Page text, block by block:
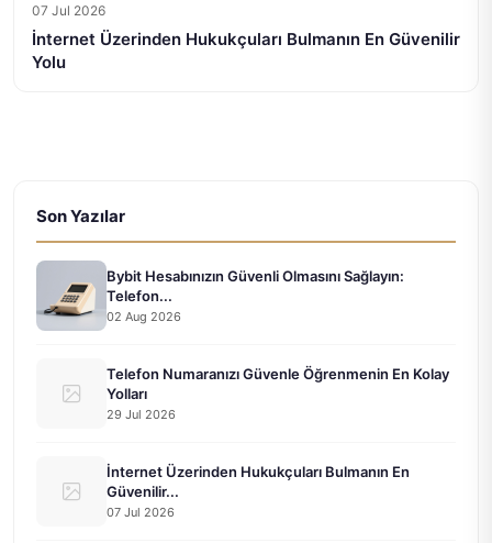
07 Jul 2026
İnternet Üzerinden Hukukçuları Bulmanın En Güvenilir
Yolu
Son Yazılar
Bybit Hesabınızın Güvenli Olmasını Sağlayın:
Telefon...
02 Aug 2026
Telefon Numaranızı Güvenle Öğrenmenin En Kolay
Yolları
29 Jul 2026
İnternet Üzerinden Hukukçuları Bulmanın En
Güvenilir...
07 Jul 2026